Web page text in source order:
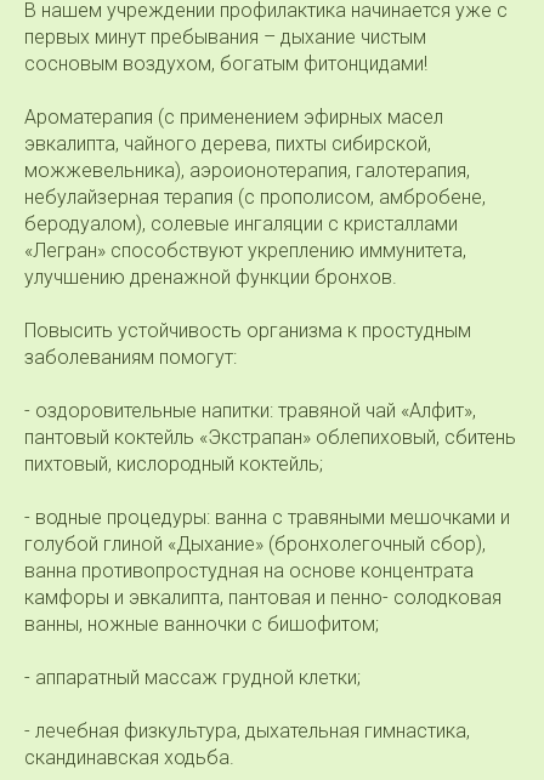
В нашем учреждении профилактика начинается уже с
первых минут пребывания – дыхание чистым
сосновым воздухом, богатым фитонцидами!
Ароматерапия (с применением эфирных масел
эвкалипта, чайного дерева, пихты сибирской,
можжевельника), аэроионотерапия, галотерапия,
небулайзерная терапия (с прополисом, амбробене,
беродуалом), солевые ингаляции с кристаллами
«Легран» способствуют укреплению иммунитета,
улучшению дренажной функции бронхов.
Повысить устойчивость организма к простудным
заболеваниям помогут:
- оздоровительные напитки: травяной чай «Алфит»,
пантовый коктейль «Экстрапан» облепиховый, сбитень
пихтовый, кислородный коктейль;
- водные процедуры: ванна с травяными мешочками и
голубой глиной «Дыхание» (бронхолегочный сбор),
ванна противопростудная на основе концентрата
камфоры и эвкалипта, пантовая и пенно- солодковая
ванны, ножные ванночки с бишофитом;
- аппаратный массаж грудной клетки;
- лечебная физкультура, дыхательная гимнастика,
скандинавская ходьба.